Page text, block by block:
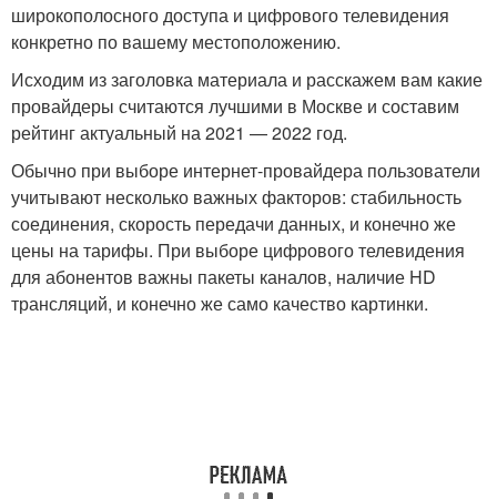
широкополосного доступа и цифрового телевидения
конкретно по вашему местоположению.
Исходим из заголовка материала и расскажем вам какие
провайдеры считаются лучшими в Москве и составим
рейтинг актуальный на 2021 — 2022 год.
Обычно при выборе интернет-провайдера пользователи
учитывают несколько важных факторов: стабильность
соединения, скорость передачи данных, и конечно же
цены на тарифы. При выборе цифрового телевидения
для абонентов важны пакеты каналов, наличие HD
трансляций, и конечно же само качество картинки.